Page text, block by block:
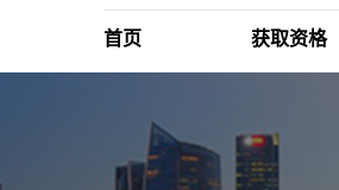
首页 获取资格